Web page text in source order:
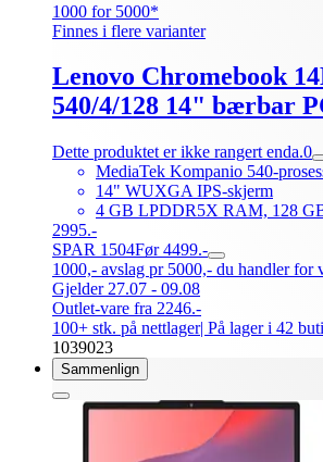
1000 for 5000*
Finnes i flere varianter
Lenovo Chromebook
540/4/128 14" bærbar
Dette produktet er ikke rangert enda.0
MediaTek Kompanio 540-
14" WUXGA IPS-skjerm
4 GB LPDDR5X RAM, 128
2995.-
SPAR 1504Før 4499.-
1000,- avslag pr 5000,- du handler for
Gjelder 27.07 - 09.08
Outlet-vare fra 2246.-
100+ stk. på nettlager| På lager i 42
1039023
Sammenlign